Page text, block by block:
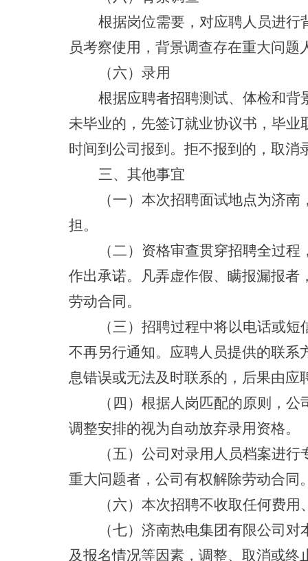
根据岗位需要，对应聘人员进
员考察使用，背景调查存在重大问题
（六）录用
根据应聘者招聘测试、体检和
未毕业的，先签订就业协议书，毕
时间到公司报到。拒不报到的，取消
三、其他事宜
（一）本次招聘面试地点为济
担。
（二）资格审查贯穿招聘全过
作出承诺。凡弄虚作假、瞒报漏报
劳动合同。
（三）招聘过程中将以电话或
不再另行通知。应聘人员提供的联
息错误或无法及时联系的，后果由应
（四）根据人岗匹配的原则，
调整安排的视为自动放弃录用资格。
（五）公司对录用人员档案进
重大问题者，公司有权解除劳动合同
（六）本次招聘不收取任何费
（七）济南热电集团有限公司
及报名情况等因素，调整、取消或终